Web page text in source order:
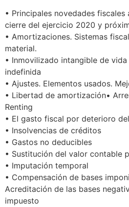
• Principales novedades fiscales
cierre del ejercicio 2020 y
• Amortizaciones. Sistemas
material.
• Inmovilizado intangible de
indefinida
• Ajustes. Elementos usados.
• Libertad de amortización•
Renting
• El gasto fiscal por deterioro
• Insolvencias de créditos
• Gastos no deducibles
• Sustitución del valor contable
• Imputación temporal
• Compensación de bases
Acreditación de las bases
impuesto